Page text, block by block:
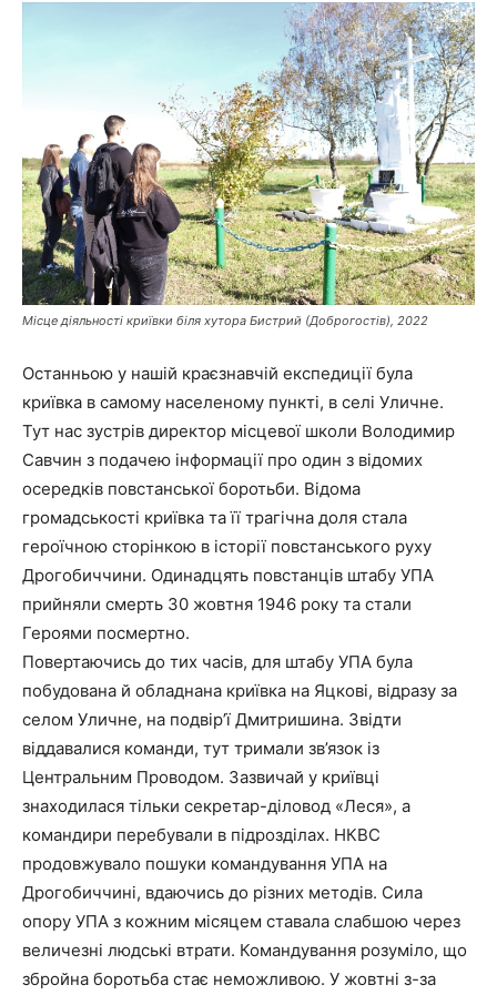
Місце діяльності криївки біля хутора Бистрий (Доброгостів), 2022
Останньою у нашій краєзнавчій експедиції була
криївка в самому населеному пункті, в селі Уличне.
Тут нас зустрів директор місцевої школи Володимир
Савчин з подачею інформації про один з відомих
осередків повстанської боротьби. Відома
громадськості криївка та її трагічна доля стала
героїчною сторінкою в історії повстанського руху
Дрогобиччини. Одинадцять повстанців штабу УПА
прийняли смерть 30 жовтня 1946 року та стали
Героями посмертно.
Повертаючись до тих часів, для штабу УПА була
побудована й обладнана криївка на Яцкові, відразу за
селом Уличне, на подвір’ї Дмитришина. Звідти
віддавалися команди, тут тримали зв’язок із
Центральним Проводом. Зазвичай у криївці
знаходилася тільки секретар-діловод «Леся», а
командири перебували в підрозділах. НКВС
продовжувало пошуки командування УПА на
Дрогобиччині, вдаючись до різних методів. Сила
опору УПА з кожним місяцем ставала слабшою через
величезні людські втрати. Командування розуміло, що
збройна боротьба стає неможливою. У жовтні з-за